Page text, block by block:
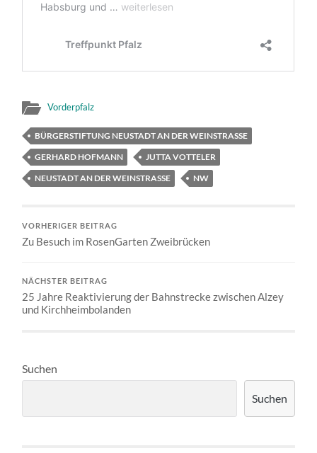
Vorderpfalz
BÜRGERSTIFTUNG NEUSTADT AN DER WEINSTRASSE
GERHARD HOFMANN
JUTTA VOTTELER
NEUSTADT AN DER WEINSTRASSE
NW
VORHERIGER BEITRAG
Zu Besuch im RosenGarten Zweibrücken
NÄCHSTER BEITRAG
25 Jahre Reaktivierung der Bahnstrecke zwischen Alzey
und Kirchheimbolanden
Suchen
Suchen